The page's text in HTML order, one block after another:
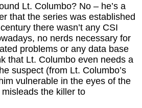
Lt. Columbo? No – he’s a
that the series was established
there wasn’t any CSI
no nerds necessary for
problems or any data base
that Lt. Columbo even needs a
suspect (from Lt. Columbo’s
vulnerable in the eyes of the
the killer to